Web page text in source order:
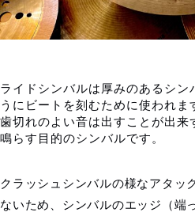
ライドシンバルは厚みのあるシン
うにビートを刻むために使われま
歯切れのよい音は出すことが出来
鳴らす目的のシンバルです。
クラッシュシンバルの様なアタッ
ないため、シンバルのエッジ（端